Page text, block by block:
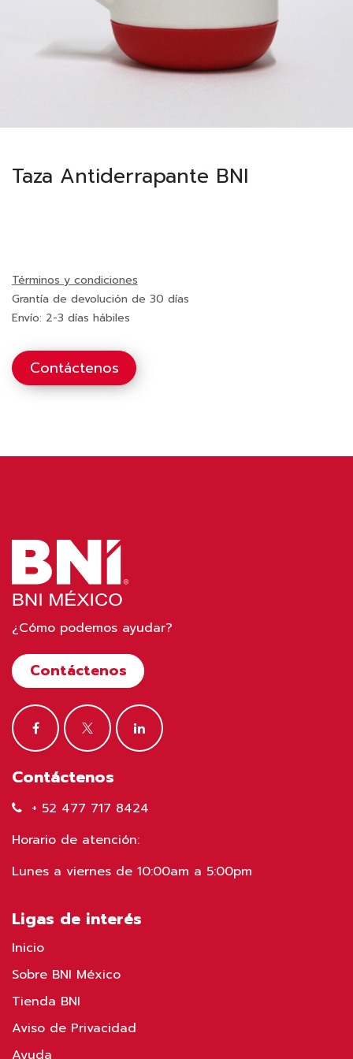
Taza Antiderrapante BNI
Términos y condiciones
Grantía de devolución de 30 días
Envío: 2-3 días hábiles
Contáctenos
¿Cómo podemos ayudar?
Contáctenos
Contáctenos
+ 52 477 717 8424
Horario de atención:
Lunes a viernes de 10:00am a 5:00pm
Ligas de interés
Inicio
Sobre BNI México
Tienda BNI
Aviso de Privacidad
Ayuda